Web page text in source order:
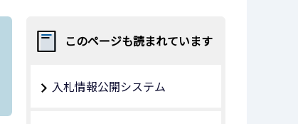
このページも読まれています
入札情報公開システム